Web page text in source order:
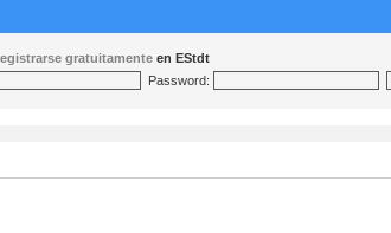
gratuitamente en EStdt
Password: